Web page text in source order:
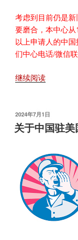
考虑到目前仍是
要磨合，本中心
以上申请人的中
们中心电话/微信联
继续阅读“中
美
国
馆
关
于
开
通
护
发
布
于
2024年7月1日
关于中国驻